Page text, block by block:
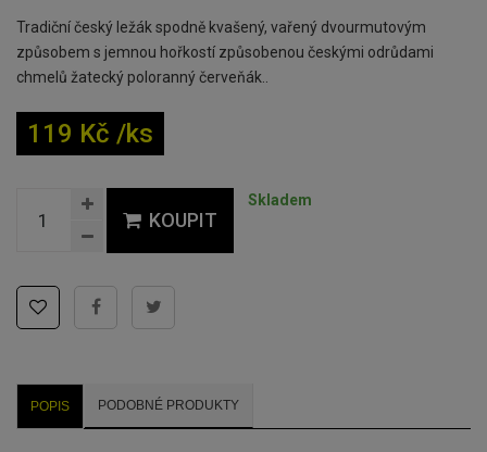
Tradiční český ležák spodně kvašený, vařený dvourmutovým
způsobem s jemnou hořkostí způsobenou českými odrůdami
chmelů žatecký poloranný červeňák..
119 Kč /ks
KOUPIT
Skladem
POPIS PODOBNÉ PRODUKTY